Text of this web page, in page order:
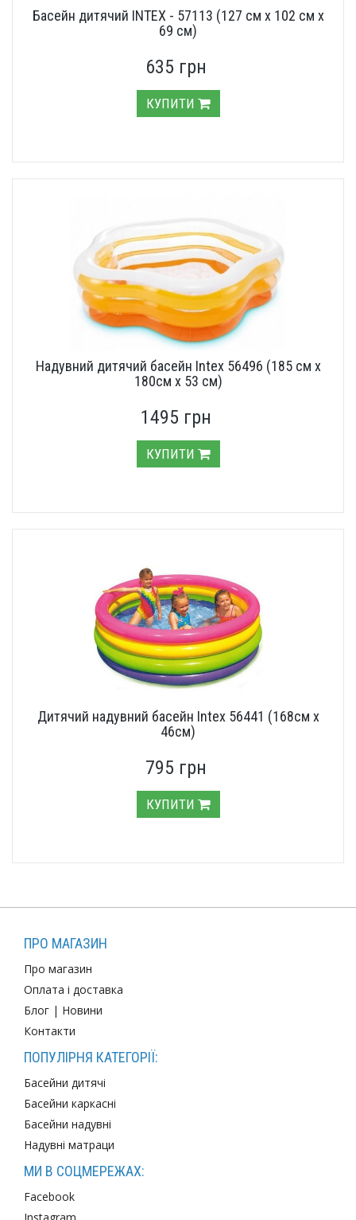
Басейн дитячий INTEX - 57113 (127 см х 102 см х
69 см)
635 грн
КУПИТИ
Надувний дитячий басейн Intex 56496 (185 см х
180см х 53 см)
1495 грн
КУПИТИ
Дитячий надувний басейн Intex 56441 (168см х
46см)
795 грн
КУПИТИ
ПРО МАГАЗИН
Про магазин
Оплата і доставка
Блог | Новини
Контакти
ПОПУЛІРНЯ КАТЕГОРІЇ:
Басейни дитячі
Басейни каркасні
Басейни надувні
Надувні матраци
МИ В СОЦМЕРЕЖАХ:
Facebook